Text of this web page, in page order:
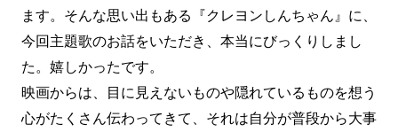
ます。そんな思い出もある『クレヨンしんちゃん』に、
今回主題歌のお話をいただき、本当にびっくりしまし
た。嬉しかったです。
映画からは、目に見えないものや隠れているものを想う
心がたくさん伝わってきて、それは自分が普段から大事